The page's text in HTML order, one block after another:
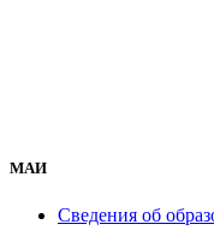
МАИ
Сведения об